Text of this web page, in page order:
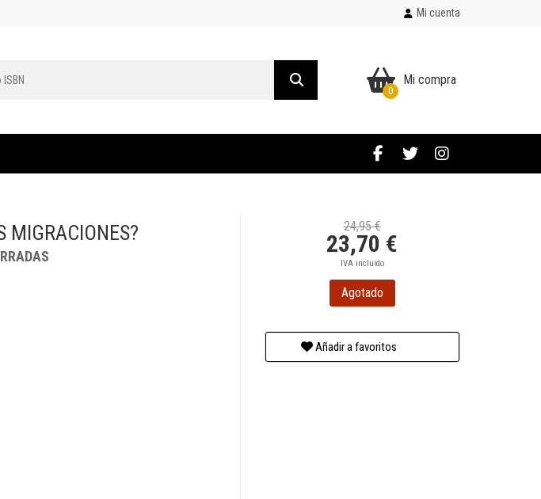
Mi cuenta
Mi compra
0
MIGRACIONES? 24,95 €
23,70 €
IVA incluido
Agotado
Añadir a favoritos